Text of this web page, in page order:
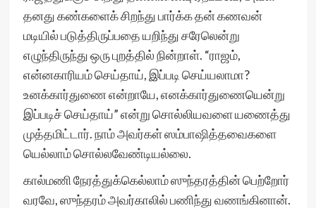
தனது கண்களைக் சிறந்து பார்க்க தன் கணவன்
மடியில் படுத்திருப்பதை யறிந்து சரேலென்று
எழுந்திருந்து ஒரு புறத்தில் நின்றாள். “ராஜம்,
என்னகாரியம் செய்தாய், இப்படி செய்யலாமா?
உனக்கார்துணை என்றாயே, எனக்கார்துணையென்று
இப்படிச் செய்தாய்” என்று சொல்லியவளை யணைத்து
முத்தமிட்டார். நாம் அவர்கள் ஸம்பாஷித்தவைகளை
யெல்லாம் சொல்லவேண்டியல்லை.
கால்மணி நேரத்துக்கெல்லாம் ஸுந்தரத்தின் பெற்றோர்
வரவே, ஸுந்தரம் அவர்காலில் பணிந்து வணங்கினான்.